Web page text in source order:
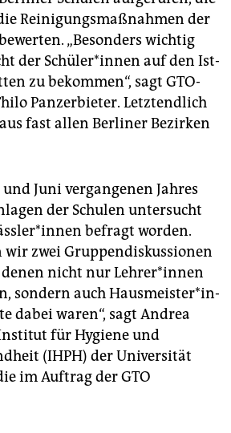
Reinigungsmaßnahmen der
„Besonders wichtig
der Schü­le­r*in­nen auf den Ist-
zu bekommen“, sagt GTO-
Panzerbieter. Letztendlich
fast allen Berliner Bezirken
Juni vergangenen Jahres
der Schulen untersucht
befragt worden.
wir zwei Gruppendiskussionen
nicht nur Leh­re­r*in­nen
sondern auch Haus­meis­te­r*in­
dabei waren“, sagt Andrea
für Hygiene und
(IHPH) der Universität
im Auftrag der GTO